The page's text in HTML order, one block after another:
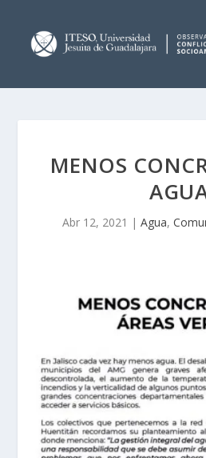
MENOS
Abr 12, 2021 | Agua,